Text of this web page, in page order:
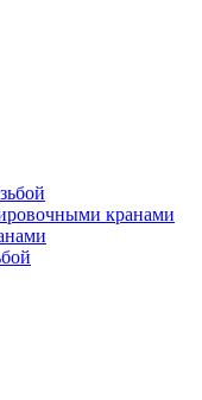
кранами